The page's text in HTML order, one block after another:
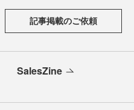
記事掲載のご依頼
SalesZine